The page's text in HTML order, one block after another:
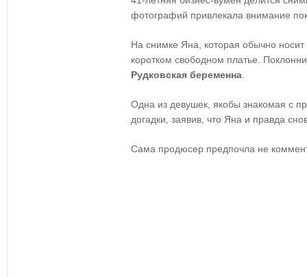
фотографий привлекала внимание
На снимке Яна, которая обычно
коротком свободном платье.
Рудковская беременна
Одна из девушек, якобы знакомая с
догадки, заявив, что Яна и правда
Сама продюсер предпочла не